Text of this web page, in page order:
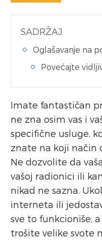
SADRŽAJ
Oglašavanje na
Povećajte
Imate fantastičan
ne zna osim vas i
specifične usluge,
znate na koji način
Ne dozvolite da
vašoj radionici ili
nikad ne sazna.
interneta ili
sve to funkcioniše,
trošite velike svote